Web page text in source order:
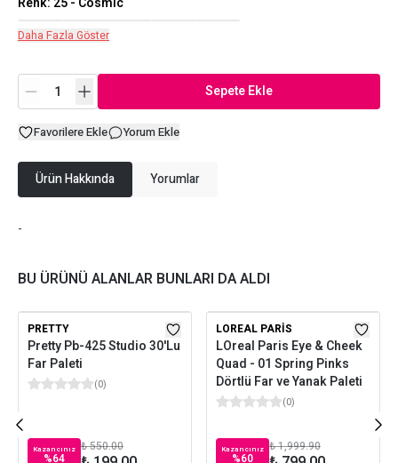
Daha Fazla Göster
Sepete Ekle
Favorilere Ekle Yorum Ekle
Ürün Hakkında Yorumlar
-
BU ÜRÜNÜ ALANLAR BUNLARI DA ALDI
PRETTY
Pretty Pb-425 Studio 30'Lu
Far Paleti
(0)
Kazancınız
%64
₺ 550.00
LOREAL PARIS
LOreal Paris Eye & Cheek
Quad - 01 Spring Pinks
Dörtlü Far ve Yanak Paleti
(0)
Kazancınız
%60
₺ 1,999.90